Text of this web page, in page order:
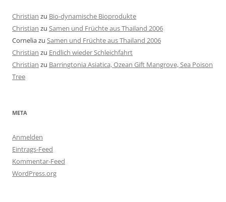
Christian zu Bio-dynamische Bioprodukte
Christian zu Samen und Früchte aus Thailand 2006
Corneliazu Samen und Früchte aus Thailand 2006
Christian zu Endlich wieder Schleichfahrt
Christian zu Barringtonia Asiatica, Ozean Gift Mangrove, Sea Poison
Tree
META
Anmelden
Eintrags-Feed
Kommentar-Feed
WordPress.org